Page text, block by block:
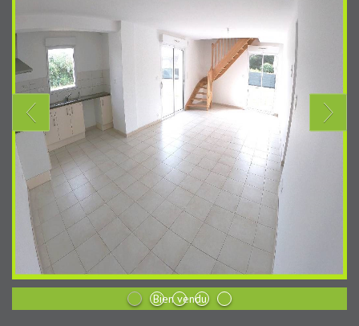
Bien vendu